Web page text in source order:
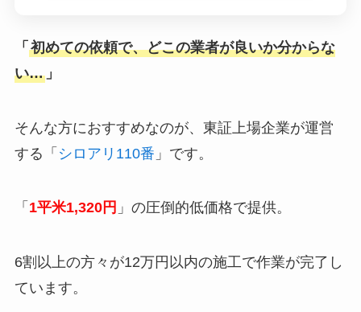
「 初めての依頼で、どこの業者が良いか分からな
い…」
そんな方におすすめなのが、東証上場企業が運営
する「 シロアリ110番 」です。
「 1平米1,320円 」の圧倒的低価格で提供。
6割以上の方々が12万円以内の施工で作業が完了し
ています。